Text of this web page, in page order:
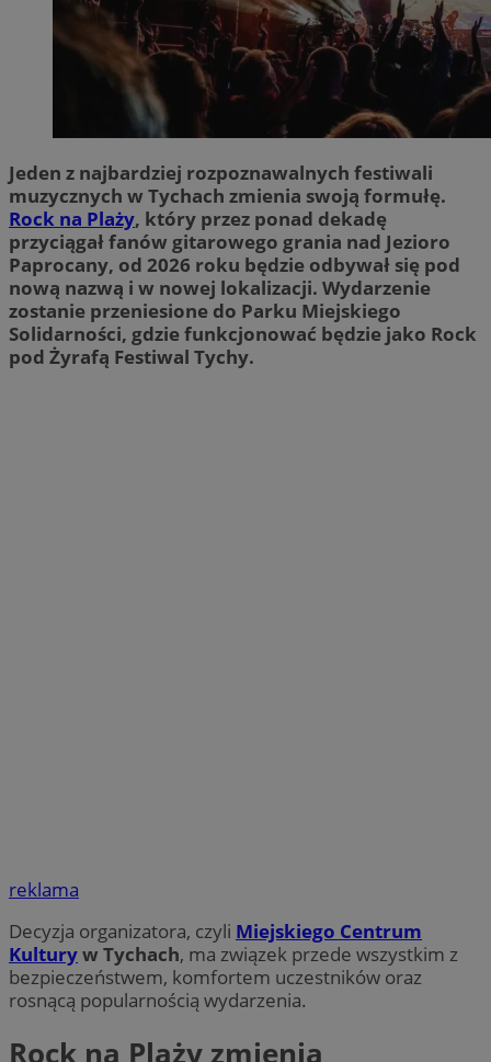
Jeden z najbardziej rozpoznawalnych festiwali
muzycznych w Tychach zmienia swoją formułę.
Rock na Plaży, który przez ponad dekadę
przyciągał fanów gitarowego grania nad Jezioro
Paprocany, od 2026 roku będzie odbywał się pod
nową nazwą i w nowej lokalizacji. Wydarzenie
zostanie przeniesione do Parku Miejskiego
Solidarności, gdzie funkcjonować będzie jako Rock
pod Żyrafą Festiwal Tychy.
reklama
Decyzja organizatora, czyli Miejskiego Centrum
Kulturyw Tychach, ma związek przede wszystkim z
bezpieczeństwem, komfortem uczestników oraz
rosnącą popularnością wydarzenia.
Rock na Plaży zmienia